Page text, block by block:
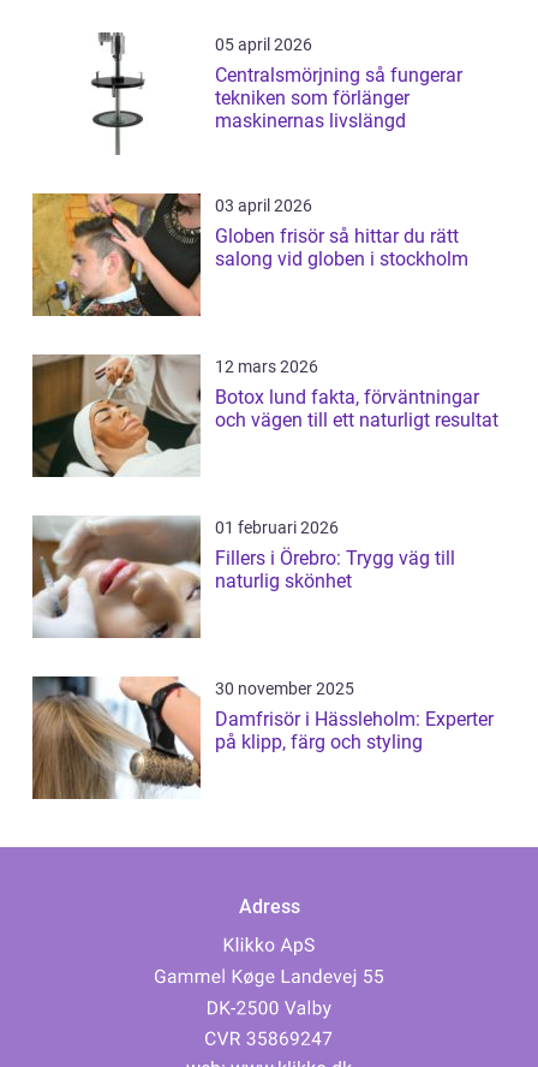
05 april 2026
Centralsmörjning så fungerar
tekniken som förlänger
maskinernas livslängd
03 april 2026
Globen frisör så hittar du rätt
salong vid globen i stockholm
12 mars 2026
Botox lund fakta, förväntningar
och vägen till ett naturligt resultat
01 februari 2026
Fillers i Örebro: Trygg väg till
naturlig skönhet
30 november 2025
Damfrisör i Hässleholm: Experter
på klipp, färg och styling
Adress